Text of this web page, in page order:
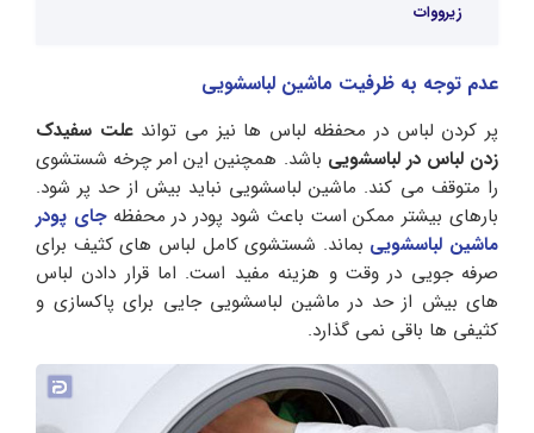
زیرووات
عدم توجه به ظرفیت ماشین لباسشویی
پر کردن لباس در محفظه لباس ها نیز می تواندعلت سفیدک
زدن لباس در لباسشویی باشد. همچنین این امر چرخه شستشوی
را متوقف می کند. ماشین لباسشویی نباید بیش از حد پر شود.
بارهای بیشتر ممکن است باعث شود پودر در محفظهجای پودر
ماشین لباسشویی بماند. شستشوی کامل لباس های کثیف برای
صرفه جویی در وقت و هزینه مفید است. اما قرار دادن لباس
های بیش از حد در ماشین لباسشویی جایی برای پاکسازی و
کثیفی ها باقی نمی گذارد.